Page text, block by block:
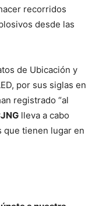
recorridos
desde las
de Ubicación y
por sus siglas en
registrado “al
lleva a cabo
que tienen lugar en